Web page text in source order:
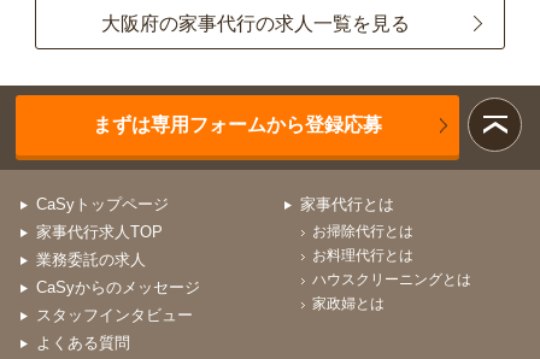
大阪府の家事代行の求人一覧を見る
まずは専用フォームから登録応募
CaSyトップページ
家事代行求人TOP
業務委託の求人
CaSyからのメッセージ
スタッフインタビュー
よくある質問
家事代行とは
お掃除代行とは
お料理代行とは
ハウスクリーニングとは
家政婦とは